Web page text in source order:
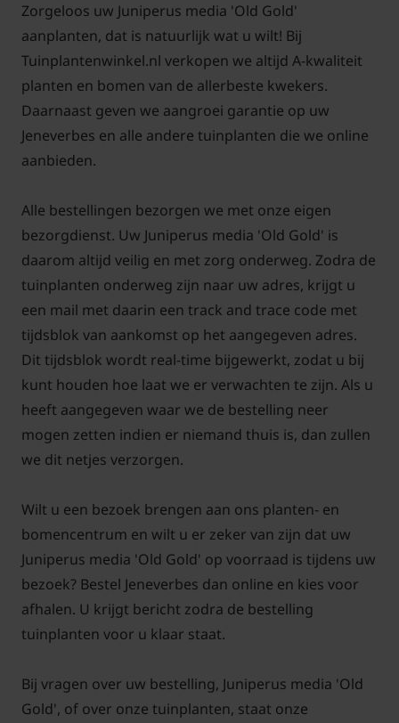
Zorgeloos uw Juniperus media 'Old Gold'
aanplanten, dat is natuurlijk wat u wilt! Bij
Tuinplantenwinkel.nl verkopen we altijd A-kwaliteit
planten en bomen van de allerbeste kwekers.
Daarnaast geven we aangroei garantie op uw
Jeneverbes en alle andere tuinplanten die we online
aanbieden.
Alle bestellingen bezorgen we met onze eigen
bezorgdienst. Uw Juniperus media 'Old Gold' is
daarom altijd veilig en met zorg onderweg. Zodra de
tuinplanten onderweg zijn naar uw adres, krijgt u
een mail met daarin een track and trace code met
tijdsblok van aankomst op het aangegeven adres.
Dit tijdsblok wordt real-time bijgewerkt, zodat u bij
kunt houden hoe laat we er verwachten te zijn. Als u
heeft aangegeven waar we de bestelling neer
mogen zetten indien er niemand thuis is, dan zullen
we dit netjes verzorgen.
Wilt u een bezoek brengen aan ons planten- en
bomencentrum en wilt u er zeker van zijn dat uw
Juniperus media 'Old Gold' op voorraad is tijdens uw
bezoek? Bestel Jeneverbes dan online en kies voor
afhalen. U krijgt bericht zodra de bestelling
tuinplanten voor u klaar staat.
Bij vragen over uw bestelling, Juniperus media 'Old
Gold', of over onze tuinplanten, staat onze